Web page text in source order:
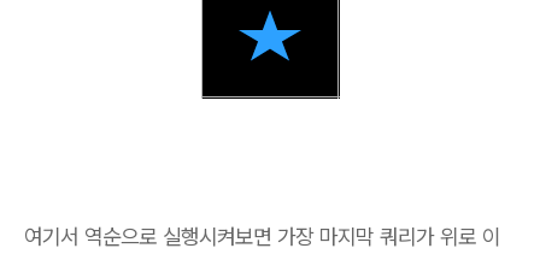
여기서 역순으로 실행시켜보면 가장 마지막 쿼리가 위로 이